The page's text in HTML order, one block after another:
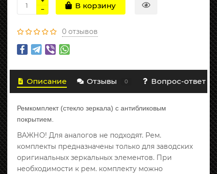
В корзину
0 отзывов
Описание Отзывы 0 Вопрос-ответ 0
Ремкомплект (стекло зеркала) с антибликовым
покрытием.
ВАЖНО! Для аналогов не подходят. Рем.
комплекты предназначены только для заводских
оригинальных зеркальных элементов. При
необходимости к рем. комплекту можно